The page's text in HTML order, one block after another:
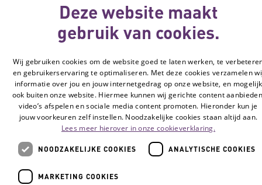
Deze website maakt
gebruik van cookies.
Wij gebruiken cookies om de website goed te laten werken, te
en gebruikerservaring te optimaliseren. Met deze cookies verzamelen
informatie over jou en jouw internetgedrag op onze website, en mogelijk
ook buiten onze website. Hiermee kunnen wij gerichte content
video’s afspelen en sociale media content promoten. Hieronder kun je
jouw voorkeuren zelf instellen. Noodzakelijke cookies staan altijd aan.
Lees meer hierover in onze cookieverklaring.
NOODZAKELIJKE COOKIES ANALYTISCHE COOKIES
MARKETING COOKIES